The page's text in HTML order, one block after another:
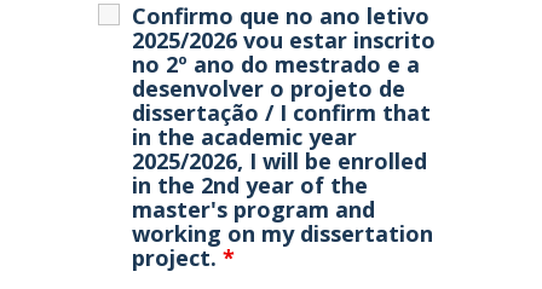
Confirmo que no ano letivo
2025/2026 vou estar inscrito
no 2º ano do mestrado e a
desenvolver o projeto de
dissertação / I confirm that
in the academic year
2025/2026, I will be enrolled
in the 2nd year of the
master's program and
working on my dissertation
project. *